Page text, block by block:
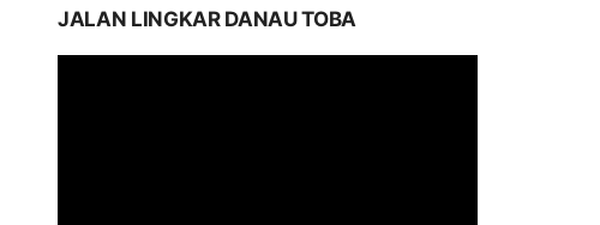
JALAN LINGKAR DANAU TOBA